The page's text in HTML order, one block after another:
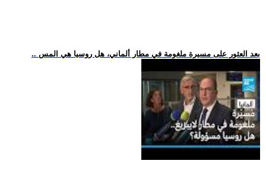
.. بعد العثور على مسيرة ملغومة في مطار ألماني، هل روسيا هي المس